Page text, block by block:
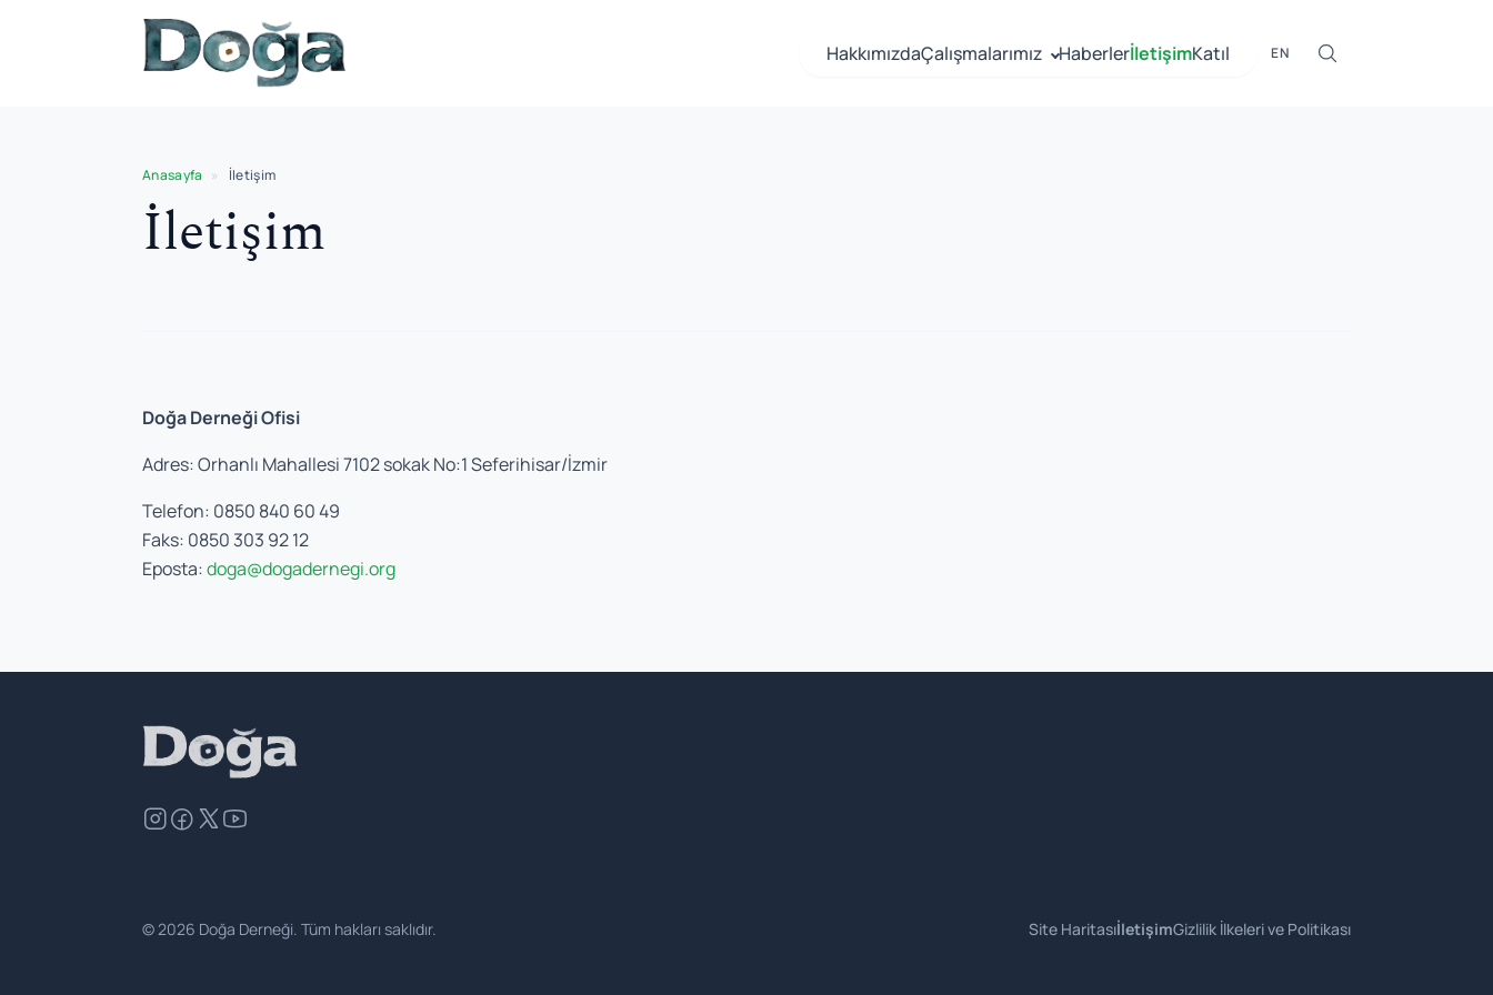
HakkımızdaÇalışmalarımız HaberlerİletişimKatıl EN
Anasayfa » İletişim
İletişim
Doğa Derneği Ofisi
Adres: Orhanlı Mahallesi 7102 sokak No:1 Seferihisar/İzmir
Telefon: 0850 840 60 49
Faks: 0850 303 92 12
Eposta:doga@dogadernegi.org
© 2026 Doğa Derneği. Tüm hakları saklıdır. Site HaritasıİletişimGizlilik İlkeleri ve Politikası